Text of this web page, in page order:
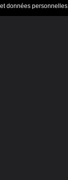
données personnelles